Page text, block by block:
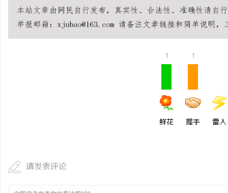
1
鲜花
1
握手 雷人
请发表评论
干燥症患者口干眼燥熬多年，一个周期缓过 全